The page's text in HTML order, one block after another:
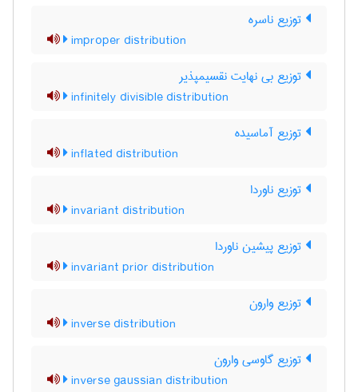
توزیع ناسره
improper distribution
توزیع بی نهایت نقسیمپذیر
infinitely divisible distribution
توزیع آماسیده
inflated distribution
توزیع ناوردا
invariant distribution
توزیع پیشین ناوردا
invariant prior distribution
توزیع وارون
inverse distribution
توزیع گاوسی وارون
inverse gaussian distribution